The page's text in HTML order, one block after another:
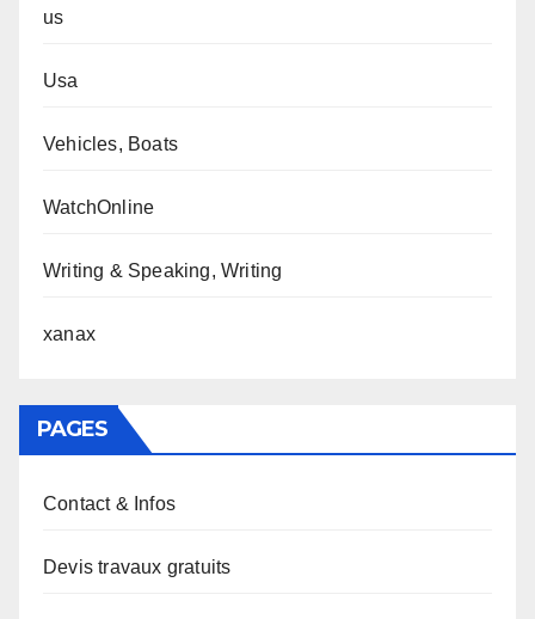
us
Usa
Vehicles, Boats
WatchOnline
Writing & Speaking, Writing
xanax
PAGES
Contact & Infos
Devis travaux gratuits